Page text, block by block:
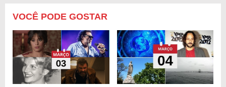
VOCÊ PODE GOSTAR